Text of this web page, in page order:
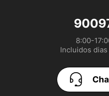
realme GT 8 Pro
Configurar las Cookies
EU Digital Services Act
Política de garantía realme
8:00-
Incluidos